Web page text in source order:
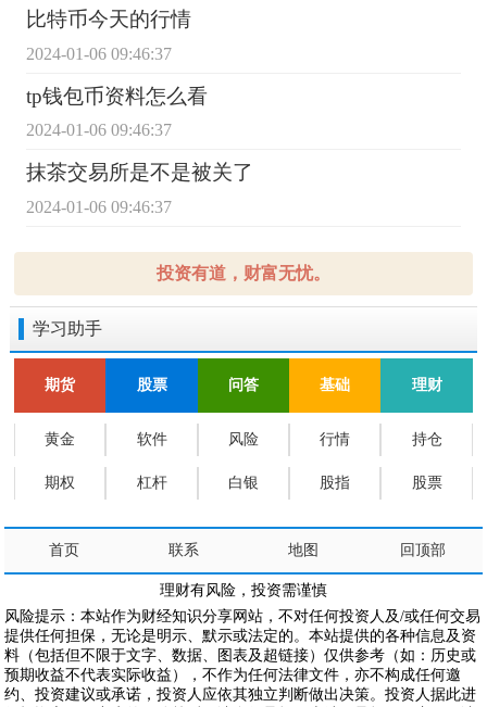
比特币今天的行情
2024-01-06 09:46:37
tp钱包币资料怎么看
2024-01-06 09:46:37
抹茶交易所是不是被关了
2024-01-06 09:46:37
投资有道，财富无忧。
学习助手
期货 股票 问答 基础 理财
黄金 软件 风险 行情 持仓
期权 杠杆 白银 股指 股票
首页 联系 地图 回顶部
理财有风险，投资需谨慎
风险提示：本站作为财经知识分享网站，不对任何投资人及/或任何交易
提供任何担保，无论是明示、默示或法定的。本站提供的各种信息及资
料（包括但不限于文字、数据、图表及超链接）仅供参考（如：历史或
预期收益不代表实际收益），不作为任何法律文件，亦不构成任何邀
约、投资建议或承诺，投资人应依其独立判断做出决策。投资人据此进